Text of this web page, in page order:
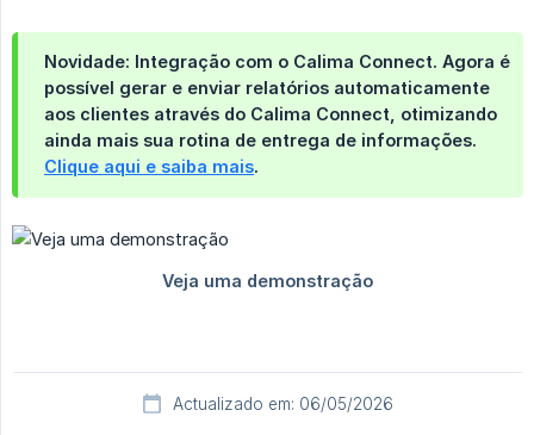
Novidade: Integração com o Calima Connect. Agora é
possível gerar e enviar relatórios automaticamente
aos clientes através do Calima Connect , otimizando
ainda mais sua rotina de entrega de informações.
Clique aqui e saiba mais.
Actualizado em: 06/05/2026